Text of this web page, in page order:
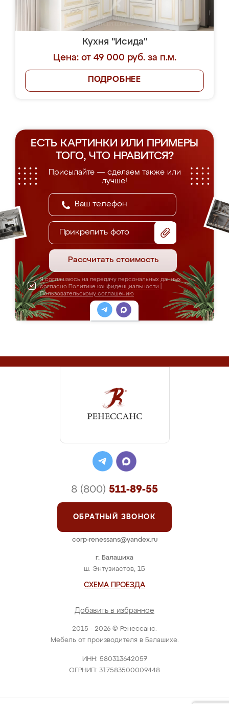
Кухня "Исида"
Цена: от 49 000 руб. за п.м.
ПОДРОБНЕЕ
ЕСТЬ КАРТИНКИ ИЛИ ПРИМЕРЫ
ТОГО, ЧТО НРАВИТСЯ?
Присылайте — сделаем также или
лучше!
Прикрепить фото
Рассчитать стоимость
Я соглашаюсь на передачу персональных данных
согласно Политике конфиденциальности
Пользовательскому соглашению
2015 - 2026 © Ренессанс.
Мебель от производителя в Балашихе.
ИНН: 580313642057
ОГРНИП: 317583500009448
г. Балашиха
ш. Энтузиастов, 1Б
СХЕМА ПРОЕЗДА
Добавить в избранное
8 (800) 511-89-55
ОБРАТНЫЙ ЗВОНОК
corp-renessans@yandex.ru